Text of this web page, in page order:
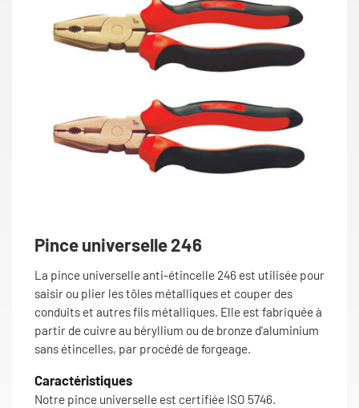
Pince universelle 246
La pince universelle anti-étincelle 246 est utilisée pour
saisir ou plier les tôles métalliques et couper des
conduits et autres fils métalliques. Elle est fabriquée à
partir de cuivre au béryllium ou de bronze d'aluminium
sans étincelles, par procédé de forgeage.
Caractéristiques
Notre pince universelle est certifiée ISO 5746.